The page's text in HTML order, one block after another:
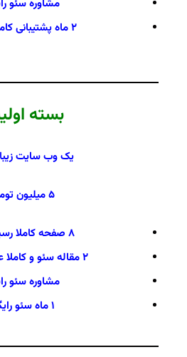
مشاوره سئو
۲ ماه پشتیبانی کاملا رایگان
بسته
یک وب سایت
۸ صفحه کاملا رسیپانسیو
۲ مقاله سئو و کاملا عالی دربلاگ
مشاوره سئو
۱ ماه سئو رایگان